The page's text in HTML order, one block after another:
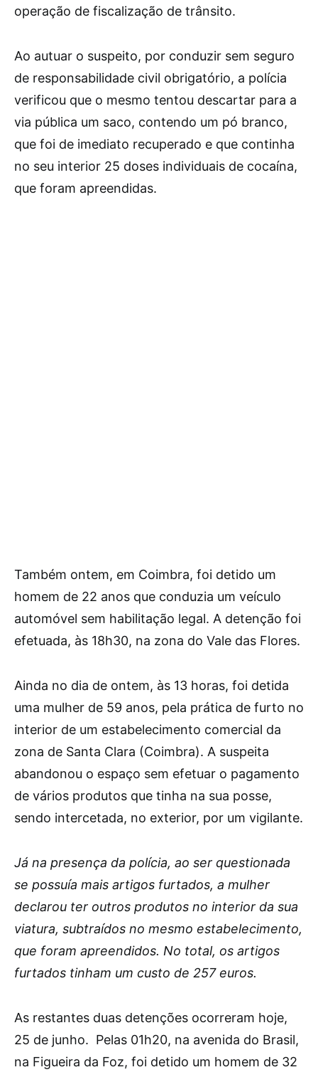
operação de fiscalização de trânsito.
Ao autuar o suspeito, por conduzir sem seguro
de responsabilidade civil obrigatório, a polícia
verificou que o mesmo tentou descartar para a
via pública um saco, contendo um pó branco,
que foi de imediato recuperado e que continha
no seu interior 25 doses individuais de cocaína,
que foram apreendidas.
Também ontem, em Coimbra, foi detido um
homem de 22 anos que conduzia um veículo
automóvel sem habilitação legal. A detenção foi
efetuada, às 18h30, na zona do Vale das Flores.
Ainda no dia de ontem, às 13 horas, foi detida
uma mulher de 59 anos, pela prática de furto no
interior de um estabelecimento comercial da
zona de Santa Clara (Coimbra). A suspeita
abandonou o espaço sem efetuar o pagamento
de vários produtos que tinha na sua posse,
sendo intercetada, no exterior, por um vigilante.
Já na presença da polícia, ao ser questionada
se possuía mais artigos furtados, a mulher
declarou ter outros produtos no interior da sua
viatura, subtraídos no mesmo estabelecimento,
que foram apreendidos. No total, os artigos
furtados tinham um custo de 257 euros.
As restantes duas detenções ocorreram hoje,
25 de junho. Pelas 01h20, na avenida do Brasil,
na Figueira da Foz, foi detido um homem de 32